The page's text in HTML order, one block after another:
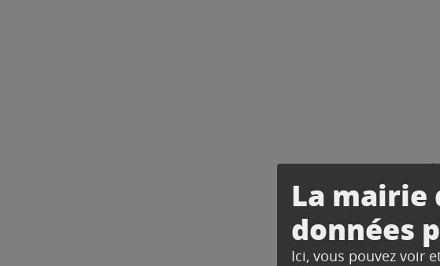
La mairie
données
Ici, vous pouvez voir
Lire